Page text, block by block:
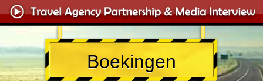
Boekingen